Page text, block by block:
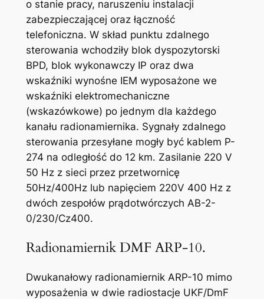
o stanie pracy, naruszeniu instalacji
zabezpieczającej oraz łączność
telefoniczna. W skład punktu zdalnego
sterowania wchodziły blok dyspozytorski
BPD, blok wykonawczy IP oraz dwa
wskaźniki wynośne IEM wyposażone we
wskaźniki elektromechaniczne
(wskazówkowe) po jednym dla każdego
kanału radionamiernika. Sygnały zdalnego
sterowania przesyłane mogły być kablem P-
274 na odległość do 12 km. Zasilanie 220 V
50 Hz z sieci przez przetwornicę
50Hz/400Hz lub napięciem 220V 400 Hz z
dwóch zespołów prądotwórczych AB-2-
0/230/Cz400.
Radionamiernik DMF ARP-10.
Dwukanałowy radionamiernik ARP-10 mimo
wyposażenia w dwie radiostacje UKF/DmF